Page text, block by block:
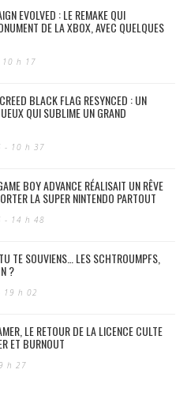
EVOLVED : LE REMAKE QUI
DE LA XBOX, AVEC QUELQUES
h 17
BLACK FLAG RESYNCED : UN
QUI SUBLIME UN GRAND
- 10 h 37
BOY ADVANCE RÉALISAIT UN RÊVE
LA SUPER NINTENDO PARTOUT
- 14 h 48
TE SOUVIENS… LES SCHTROUMPFS,
?
19 h 02
LE RETOUR DE LA LICENCE CULTE
ET BURNOUT
h 27